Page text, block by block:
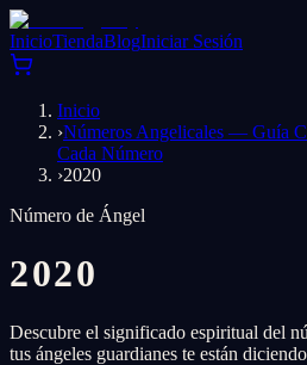
InicioTiendaBlogIniciar Sesión
Inicio
›Números Angelicales — Guía
Cada Número
›2020
Número de Ángel
2020
Descubre el significado espiritual del
tus ángeles guardianes te están